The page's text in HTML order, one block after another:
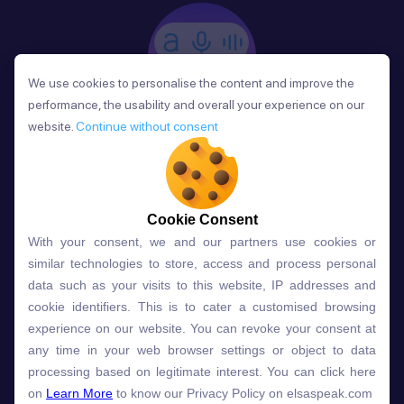
Phản Hồi
Sau mỗi bài học, người học nhận phản hồi về phát
âm và ngữ pháp ngay lập tức, giúp cải thiện kỹ năng
và tiến bộ nhanh chóng.
Lựa chọn gói học ELSA dành
cho bạn
We use cookies to personalise the content and improve the
performance, the usability and overall your experience on our
website. Continue without consent
Cookie Consent
With your consent, we and our partners use cookies or
similar technologies to store, access and process personal
data such as your visits to this website, IP addresses and
cookie identifiers. This is to cater a customised browsing
experience on our website. You can revoke your consent at
any time in your web browser settings or object to data
processing based on legitimate interest. You can click here
on Learn More to know our Privacy Policy on elsaspeak.com
We use cookies to personalise the content and improve the
performance, the usability and overall your experience on our
website. Continue without consent
Cookie Consent
With your consent, we and our partners use cookies or
similar technologies to store, access and process personal
data such as your visits to this website, IP addresses and
cookie identifiers. This is to cater a customised browsing
experience on our website. You can revoke your consent at
any time in your web browser settings or object to data
processing based on legitimate interest. You can click here
on Learn More to know our Privacy Policy on elsaspeak.com